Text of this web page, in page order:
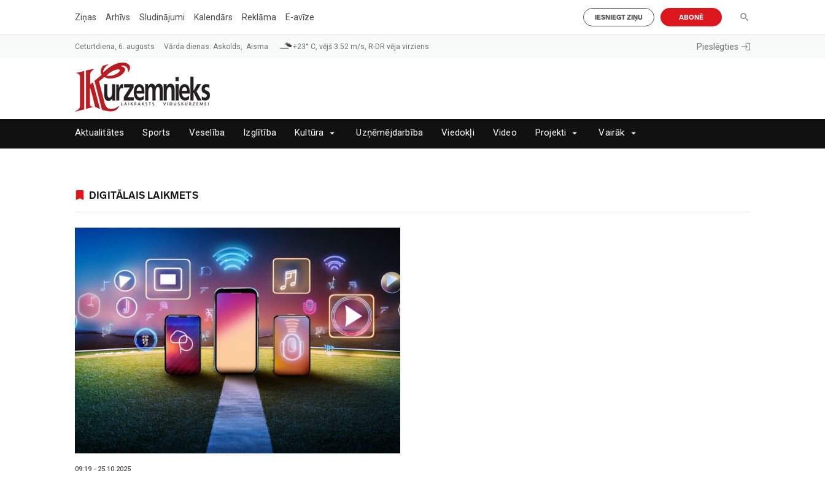
Ziņas Arhīvs Sludinājumi Kalendārs Reklāma E-avīze IESNIEGT ZIŅU ABONĒ
Ceturtdiena, 6. augusts Vārda dienas: Askolds, Aisma +23° C, vējš 3.52 m/s, R-DR vēja virziens Pieslēgties
Aktualitātes Sports Veselība Izglītība Kultūra Uzņēmējdarbība Viedokļi Video Projekti Vairāk
DIGITĀLAIS LAIKMETS
09:19 - 25.10.2025